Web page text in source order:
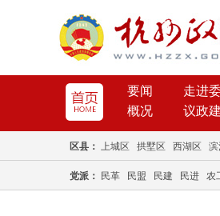
要闻 走进
概况
议政
区县： 上城区 拱墅区 西湖区 滨
党派： 民革 民盟 民建 民进 农